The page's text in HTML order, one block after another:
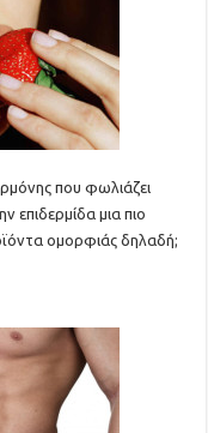
που φωλιάζει
επιδερμίδα μια πιο
ομορφιάς δηλαδή;